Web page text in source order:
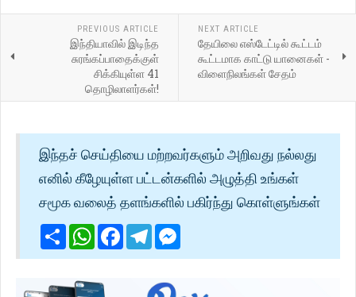
PREVIOUS ARTICLE
இந்தியாவில் இடிந்த
சுரங்கப்பாதைக்குள்
சிக்கியுள்ள 41
தொழிலாளர்கள்!
NEXT ARTICLE
தேயிலை எஸ்டேட்டில் கூட்டம்
கூட்டமாக காட்டு யானைகள் -
விளைநிலங்கள் சேதம்
இந்தச் செய்தியை மற்றவர்களும் அறிவது நல்லது
எனில் கீழேயுள்ள பட்டன்களில் அழுத்தி உங்கள்
சமூக வலைத் தளங்களில் பகிர்ந்து கொள்ளுங்கள்
ShareWhatsApp
Facebook
Telegram